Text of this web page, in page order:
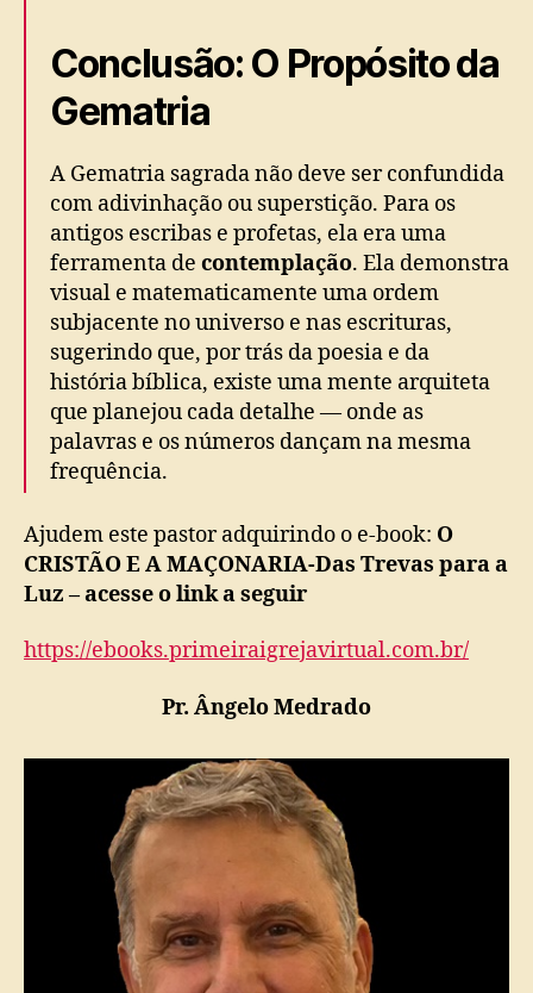
Conclusão: O Propósito da
Gematria
A Gematria sagrada não deve ser confundida
com adivinhação ou superstição. Para os
antigos escribas e profetas, ela era uma
ferramenta de contemplação. Ela demonstra
visual e matematicamente uma ordem
subjacente no universo e nas escrituras,
sugerindo que, por trás da poesia e da
história bíblica, existe uma mente arquiteta
que planejou cada detalhe — onde as
palavras e os números dançam na mesma
frequência.
Ajudem este pastor adquirindo o e-book: O
CRISTÃO E A MAÇONARIA-Das Trevas para a
Luz – acesse o link a seguir
https://ebooks.primeiraigrejavirtual.com.br/
Pr. Ângelo Medrado